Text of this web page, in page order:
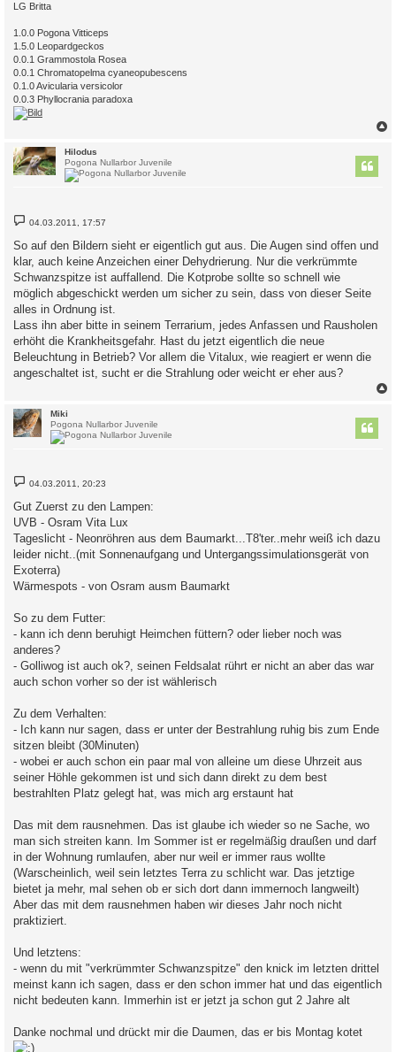
LG Britta
1.0.0 Pogona Vitticeps
1.5.0 Leopardgeckos
0.0.1 Grammostola Rosea
0.0.1 Chromatopelma cyaneopubescens
0.1.0 Avicularia versicolor
0.0.3 Phyllocrania paradoxa
Hilodus
Pogona Nullarbor Juvenile
B
e
t
r
a
g
04.03.2011, 17:57
So auf den Bildern sieht er eigentlich gut aus. Die Augen sind offen und
klar, auch keine Anzeichen einer Dehydrierung. Nur die verkrümmte
Schwanzspitze ist auffallend. Die Kotprobe sollte so schnell wie
möglich abgeschickt werden um sicher zu sein, dass von dieser Seite
alles in Ordnung ist.
Lass ihn aber bitte in seinem Terrarium, jedes Anfassen und Rausholen
erhöht die Krankheitsgefahr. Hast du jetzt eigentlich die neue
Beleuchtung in Betrieb? Vor allem die Vitalux, wie reagiert er wenn die
angeschaltet ist, sucht er die Strahlung oder weicht er eher aus?
Miki
Pogona Nullarbor Juvenile
B
t
r
g
04.03.2011, 20:23
Gut Zuerst zu den Lampen:
UVB - Osram Vita Lux
Tageslicht - Neonröhren aus dem Baumarkt...T8'ter..mehr weiß ich dazu
leider nicht..(mit Sonnenaufgang und Untergangssimulationsgerät von
Exoterra)
Wärmespots - von Osram ausm Baumarkt
So zu dem Futter:
- kann ich denn beruhigt Heimchen füttern? oder lieber noch was
anderes?
- Golliwog ist auch ok?, seinen Feldsalat rührt er nicht an aber das war
auch schon vorher so der ist wählerisch
Zu dem Verhalten:
- Ich kann nur sagen, dass er unter der Bestrahlung ruhig bis zum Ende
sitzen bleibt (30Minuten)
- wobei er auch schon ein paar mal von alleine um diese Uhrzeit aus
seiner Höhle gekommen ist und sich dann direkt zu dem best
bestrahlten Platz gelegt hat, was mich arg erstaunt hat
Das mit dem rausnehmen. Das ist glaube ich wieder so ne Sache, wo
man sich streiten kann. Im Sommer ist er regelmäßig draußen und darf
in der Wohnung rumlaufen, aber nur weil er immer raus wollte
(Warscheinlich, weil sein letztes Terra zu schlicht war. Das jetztige
bietet ja mehr, mal sehen ob er sich dort dann immernoch langweilt)
Aber das mit dem rausnehmen haben wir dieses Jahr noch nicht
praktiziert.
Und letztens:
- wenn du mit "verkrümmter Schwanzspitze" den knick im letzten drittel
meinst kann ich sagen, dass er den schon immer hat und das eigentlich
nicht bedeuten kann. Immerhin ist er jetzt ja schon gut 2 Jahre alt
Danke nochmal und drückt mir die Daumen, das er bis Montag kotet